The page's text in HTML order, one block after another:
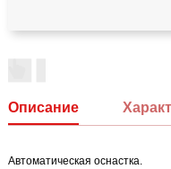
Описание
Автоматическая оснастка.